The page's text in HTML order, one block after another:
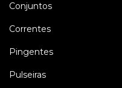
Conjuntos
Correntes
Pingentes
Pulseiras